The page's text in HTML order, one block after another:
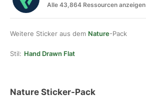
Alle 43,864 Ressourcen anzeigen
Weitere Sticker aus dem Nature-Pack
Stil: Hand Drawn Flat
Nature Sticker-Pack